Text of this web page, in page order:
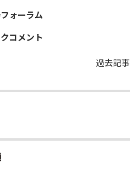
ォーラム
コメント
過去記